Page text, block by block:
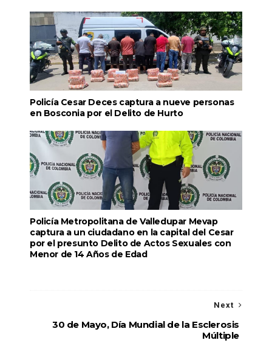
Policía Cesar Deces captura a nueve personas
en Bosconia por el Delito de Hurto
Policía Metropolitana de Valledupar Mevap
captura a un ciudadano en la capital del Cesar
por el presunto Delito de Actos Sexuales con
Menor de 14 Años de Edad
Next
30 de Mayo, Día Mundial de la Esclerosis
Múltiple